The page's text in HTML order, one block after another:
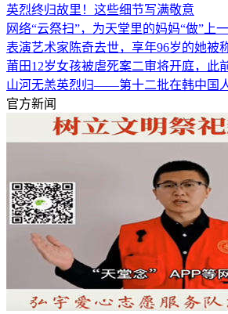
英烈终归故里！这些细节写满敬意
网络“云祭扫”，为天堂里的妈妈“做”上
表演艺术家陈奇去世，享年96岁的她被
莆田12岁女孩被虐死案二审将开庭，此
山河无恙英烈归——第十二批在韩中国
官方新闻